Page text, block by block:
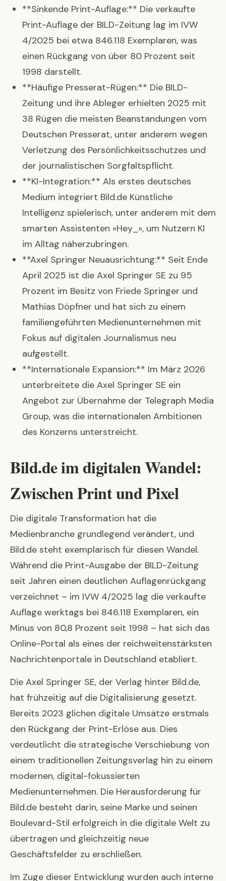
**Sinkende Print-Auflage:** Die verkaufte
Print-Auflage der BILD-Zeitung lag im IVW
4/2025 bei etwa 846.118 Exemplaren, was
einen Rückgang von über 80 Prozent seit
1998 darstellt.
**Häufige Presserat-Rügen:** Die BILD-
Zeitung und ihre Ableger erhielten 2025 mit
38 Rügen die meisten Beanstandungen vom
Deutschen Presserat, unter anderem wegen
Verletzung des Persönlichkeitsschutzes und
der journalistischen Sorgfaltspflicht.
**KI-Integration:** Als erstes deutsches
Medium integriert Bild.de Künstliche
Intelligenz spielerisch, unter anderem mit dem
smarten Assistenten «Hey_», um Nutzern KI
im Alltag näherzubringen.
**Axel Springer Neuausrichtung:** Seit Ende
April 2025 ist die Axel Springer SE zu 95
Prozent im Besitz von Friede Springer und
Mathias Döpfner und hat sich zu einem
familiengeführten Medienunternehmen mit
Fokus auf digitalen Journalismus neu
aufgestellt.
**Internationale Expansion:** Im März 2026
unterbreitete die Axel Springer SE ein
Angebot zur Übernahme der Telegraph Media
Group, was die internationalen Ambitionen
des Konzerns unterstreicht.
Bild.de im digitalen Wandel:
Zwischen Print und Pixel
Die digitale Transformation hat die
Medienbranche grundlegend verändert, und
Bild.de steht exemplarisch für diesen Wandel.
Während die Print-Ausgabe der BILD-Zeitung
seit Jahren einen deutlichen Auflagenrückgang
verzeichnet – im IVW 4/2025 lag die verkaufte
Auflage werktags bei 846.118 Exemplaren, ein
Minus von 80,8 Prozent seit 1998 – hat sich das
Online-Portal als eines der reichweitenstärksten
Nachrichtenportale in Deutschland etabliert.
Die Axel Springer SE, der Verlag hinter Bild.de,
hat frühzeitig auf die Digitalisierung gesetzt.
Bereits 2023 glichen digitale Umsätze erstmals
den Rückgang der Print-Erlöse aus. Dies
verdeutlicht die strategische Verschiebung von
einem traditionellen Zeitungsverlag hin zu einem
modernen, digital-fokussierten
Medienunternehmen. Die Herausforderung für
Bild.de besteht darin, seine Marke und seinen
Boulevard-Stil erfolgreich in die digitale Welt zu
übertragen und gleichzeitig neue
Geschäftsfelder zu erschließen.
Im Zuge dieser Entwicklung wurden auch interne